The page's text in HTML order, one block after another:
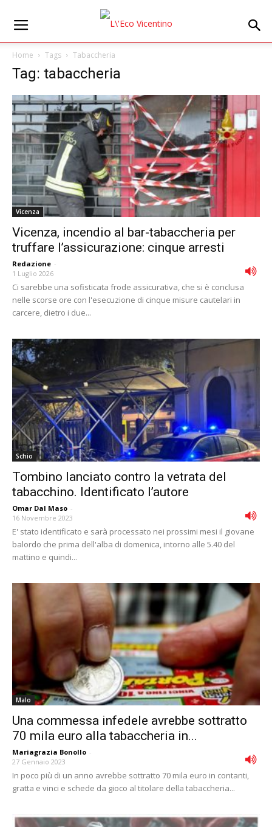
Home Tags Tabaccheria
Tag: tabaccheria
Vicenza
Vicenza, incendio al bar-tabaccheria per
truffare l’assicurazione: cinque arresti
Redazione -
1 Luglio 2026
Ci sarebbe una sofisticata frode assicurativa, che si è conclusa
nelle scorse ore con l'esecuzione di cinque misure cautelari in
carcere, dietro i due...
Schio
Tombino lanciato contro la vetrata del
tabacchino. Identificato l’autore
Omar Dal Maso -
16 Novembre 2023
E' stato identificato e sarà processato nei prossimi mesi il giovane
balordo che prima dell'alba di domenica, intorno alle 5.40 del
mattino e quindi...
Malo
Una commessa infedele avrebbe sottratto
70 mila euro alla tabaccheria in...
Mariagrazia Bonollo -
27 Gennaio 2023
In poco più di un anno avrebbe sottratto 70 mila euro in contanti,
gratta e vinci e schede da gioco al titolare della tabaccheria...